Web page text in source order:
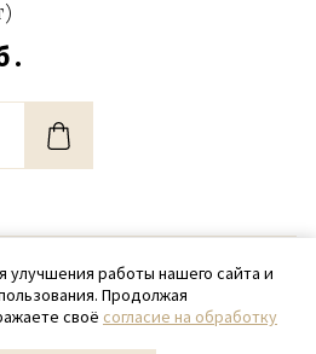
- 2026 SamPack
699-97-87
работы нашего сайта и
Продолжая
своё согласие на обработку